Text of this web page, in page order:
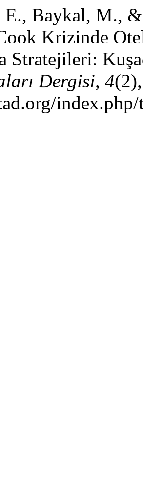
Baykal, M., &
Krizinde
Stratejileri:
Dergisi, 4